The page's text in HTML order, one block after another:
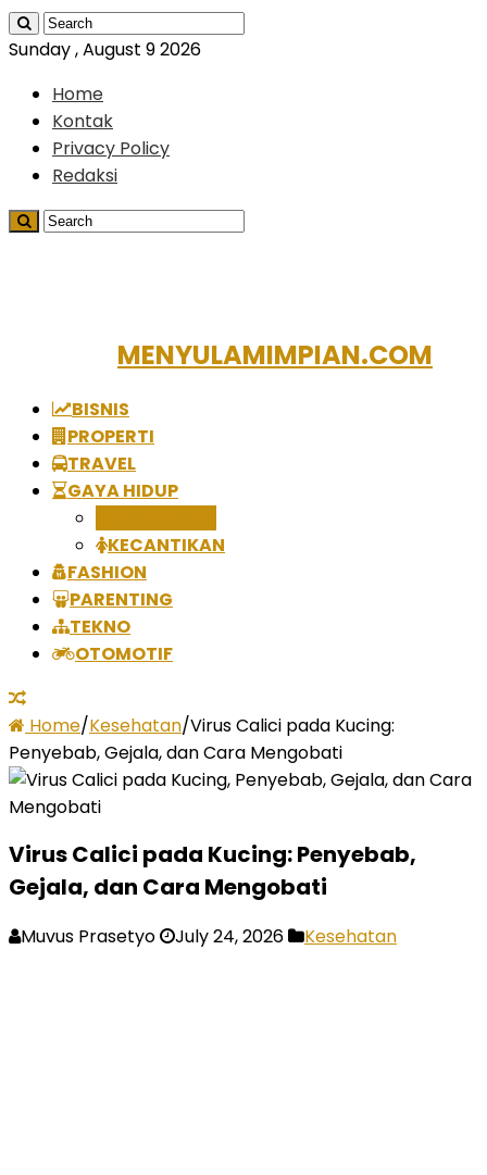
Sunday , August 9 2026
Home
Kontak
Privacy Policy
Redaksi
MENYULAMIMPIAN.COM
BISNIS
PROPERTI
TRAVEL
GAYA HIDUP
KECANTIKAN
FASHION
PARENTING
TEKNO
OTOMOTIF
Home/Kesehatan/Virus Calici pada Kucing:
Penyebab, Gejala, dan Cara Mengobati
Virus Calici pada Kucing: Penyebab,
Gejala, dan Cara Mengobati
Muvus Prasetyo July 24, 2026 Kesehatan